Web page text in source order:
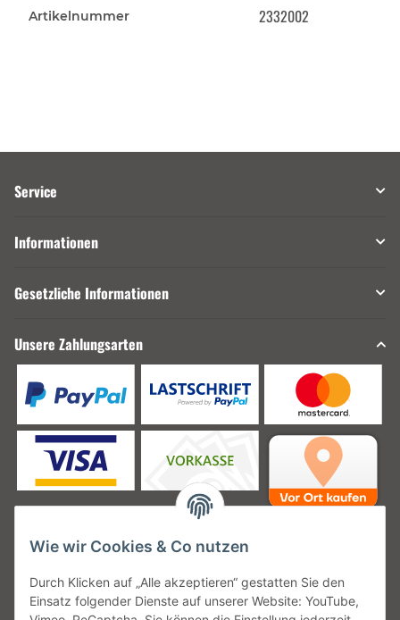
Artikelnummer 2332002
Service
Informationen
Gesetzliche Informationen
Unsere Zahlungsarten
Unsere Versanddienstleister
Wie wir Cookies & Co nutzen
Durch Klicken auf „Alle akzeptieren“ gestatten Sie den
Einsatz folgender Dienste auf unserer Website: YouTube,